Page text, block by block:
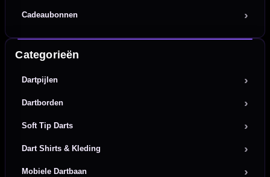
Cadeaubonnen
Categorieën
Dartpijlen
Dartborden
Soft Tip Darts
Dart Shirts & Kleding
Mobiele Dartbaan